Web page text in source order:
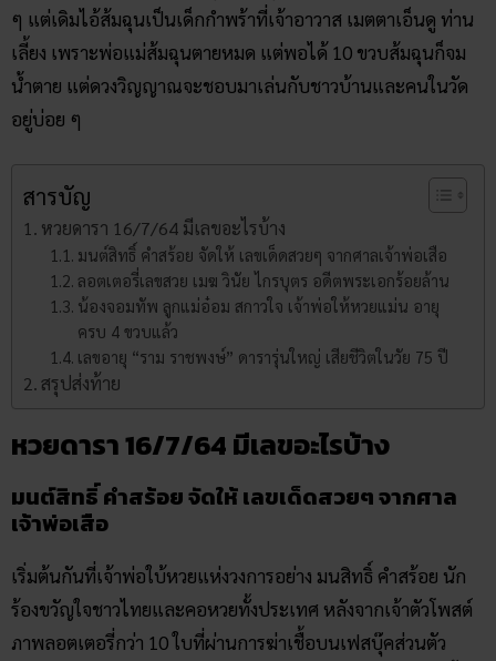
ๆ แต่เดิมไอ้ส้มฉุนเป็นเด็กกำพร้าที่เจ้าอาวาส เมตตาเอ็นดู ท่าน
เลี้ยง เพราะพ่อแม่ส้มฉุนตายหมด แต่พอได้ 10 ขวบส้มฉุนก็จม
น้ำตาย แต่ดวงวิญญาณจะชอบมาเล่นกับชาวบ้านและคนในวัด
อยู่บ่อย ๆ
สารบัญ
หวยดารา 16/7/64 มีเลขอะไรบ้าง
มนต์สิทธิ์ คำสร้อย จัดให้ เลขเด็ดสวยๆ จากศาลเจ้าพ่อเสือ
ลอตเตอรี่เลขสวย เมฆ วินัย ไกรบุตร อดีตพระเอกร้อยล้าน
น้องจอมทัพ ลูกแม่อ๋อม สกาวใจ เจ้าพ่อให้หวยแม่น อายุ
ครบ 4 ขวบแล้ว
เลขอายุ “ราม ราชพงษ์” ดารารุ่นใหญ่ เสียชีวิตในวัย 75 ปี
สรุปส่งท้าย
หวยดารา 16/7/64 มีเลขอะไรบ้าง
มนต์สิทธิ์ คำสร้อย จัดให้ เลขเด็ดสวยๆ จากศาล
เจ้าพ่อเสือ
เริ่มต้นกันที่เจ้าพ่อใบ้หวยแห่งวงการอย่าง มนสิทธิ์ คำสร้อย นัก
ร้องขวัญใจชาวไทยและคอหวยทั้งประเทศ หลังจากเจ้าตัวโพสต์
ภาพลอตเตอรี่กว่า 10 ใบที่ผ่านการฆ่าเชื้อบนเฟสบุ๊คส่วนตัว